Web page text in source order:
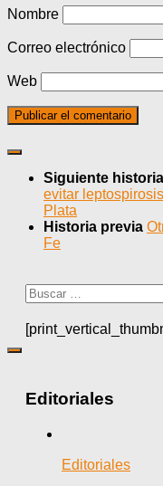
Nombre
Correo electrónico
Web
Siguiente historia
evitar
Plata
Historia previa
Fe
Buscar:
Editoriales
Editoriales